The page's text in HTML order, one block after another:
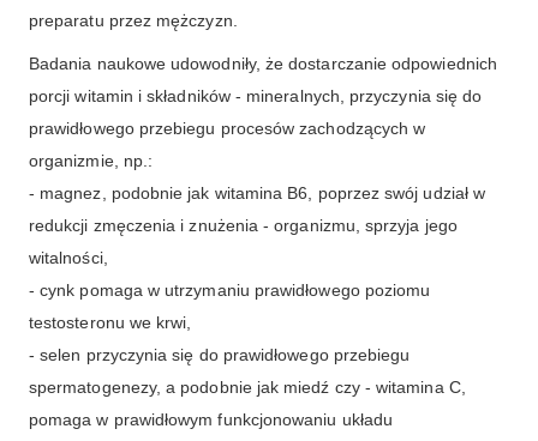
preparatu przez mężczyzn.
Badania naukowe udowodniły, że dostarczanie odpowiednich
porcji witamin i składników - mineralnych, przyczynia się do
prawidłowego przebiegu procesów zachodzących w
organizmie, np.:
- magnez, podobnie jak witamina B6, poprzez swój udział w
redukcji zmęczenia i znużenia - organizmu, sprzyja jego
witalności,
- cynk pomaga w utrzymaniu prawidłowego poziomu
testosteronu we krwi,
- selen przyczynia się do prawidłowego przebiegu
spermatogenezy, a podobnie jak miedź czy - witamina C,
pomaga w prawidłowym funkcjonowaniu układu